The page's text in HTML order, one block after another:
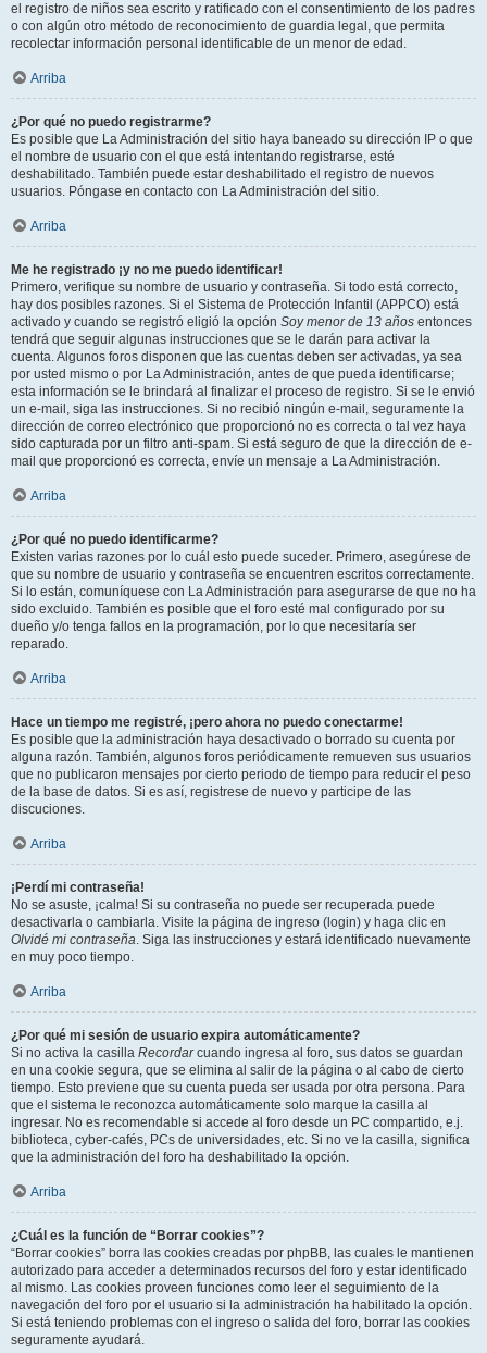
el registro de niños sea escrito y ratificado con el consentimiento de los padres
o con algún otro método de reconocimiento de guardia legal, que permita
recolectar información personal identificable de un menor de edad.
Arriba
¿Por qué no puedo registrarme?
Es posible que La Administración del sitio haya baneado su dirección IP o que
el nombre de usuario con el que está intentando registrarse, esté
deshabilitado. También puede estar deshabilitado el registro de nuevos
usuarios. Póngase en contacto con La Administración del sitio.
Arriba
Me he registrado ¡y no me puedo identificar!
Primero, verifique su nombre de usuario y contraseña. Si todo está correcto,
hay dos posibles razones. Si el Sistema de Protección Infantil (APPCO) está
activado y cuando se registró eligió la opción Soy menor de 13 años entonces
tendrá que seguir algunas instrucciones que se le darán para activar la
cuenta. Algunos foros disponen que las cuentas deben ser activadas, ya sea
por usted mismo o por La Administración, antes de que pueda identificarse;
esta información se le brindará al finalizar el proceso de registro. Si se le envió
un e-mail, siga las instrucciones. Si no recibió ningún e-mail, seguramente la
dirección de correo electrónico que proporcionó no es correcta o tal vez haya
sido capturada por un filtro anti-spam. Si está seguro de que la dirección de e-
mail que proporcionó es correcta, envíe un mensaje a La Administración.
Arriba
¿Por qué no puedo identificarme?
Existen varias razones por lo cuál esto puede suceder. Primero, asegúrese de
que su nombre de usuario y contraseña se encuentren escritos correctamente.
Si lo están, comuníquese con La Administración para asegurarse de que no ha
sido excluido. También es posible que el foro esté mal configurado por su
dueño y/o tenga fallos en la programación, por lo que necesitaría ser
reparado.
Arriba
Hace un tiempo me registré, ¡pero ahora no puedo conectarme!
Es posible que la administración haya desactivado o borrado su cuenta por
alguna razón. También, algunos foros periódicamente remueven sus usuarios
que no publicaron mensajes por cierto periodo de tiempo para reducir el peso
de la base de datos. Si es así, registrese de nuevo y participe de las
discuciones.
Arriba
¡Perdí mi contraseña!
No se asuste, ¡calma! Si su contraseña no puede ser recuperada puede
desactivarla o cambiarla. Visite la página de ingreso (login) y haga clic en
Olvidé mi contraseña. Siga las instrucciones y estará identificado nuevamente
en muy poco tiempo.
Arriba
¿Por qué mi sesión de usuario expira automáticamente?
Si no activa la casilla Recordarcuando ingresa al foro, sus datos se guardan
en una cookie segura, que se elimina al salir de la página o al cabo de cierto
tiempo. Esto previene que su cuenta pueda ser usada por otra persona. Para
que el sistema le reconozca automáticamente solo marque la casilla al
ingresar. No es recomendable si accede al foro desde un PC compartido, e.j.
biblioteca, cyber-cafés, PCs de universidades, etc. Si no ve la casilla, significa
que la administración del foro ha deshabilitado la opción.
Arriba
¿Cuál es la función de “Borrar cookies”?
“Borrar cookies” borra las cookies creadas por phpBB, las cuales le mantienen
autorizado para acceder a determinados recursos del foro y estar identificado
al mismo. Las cookies proveen funciones como leer el seguimiento de la
navegación del foro por el usuario si la administración ha habilitado la opción.
Si está teniendo problemas con el ingreso o salida del foro, borrar las cookies
seguramente ayudará.